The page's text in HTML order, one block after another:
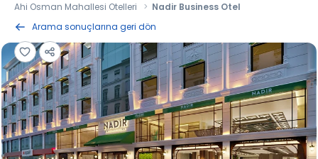
Ahi Osman Mahallesi Otelleri
Nadir Business Otel
Arama sonuçlarına geri dön